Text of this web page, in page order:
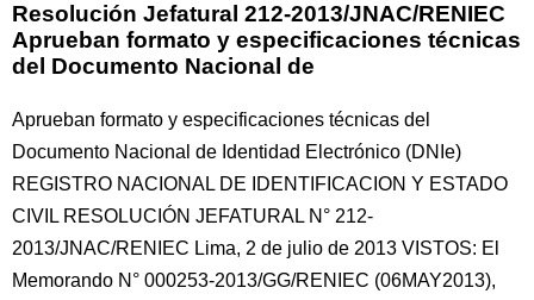
Resolución Jefatural 212-2013/JNAC/RENIEC
Aprueban formato y especificaciones técnicas
del Documento Nacional de
Aprueban formato y especificaciones técnicas del
Documento Nacional de Identidad Electrónico (DNIe)
REGISTRO NACIONAL DE IDENTIFICACION Y ESTADO
CIVIL RESOLUCIÓN JEFATURAL N° 212-
2013/JNAC/RENIEC Lima, 2 de julio de 2013 VISTOS: El
Memorando N° 000253-2013/GG/RENIEC (06MAY2013),